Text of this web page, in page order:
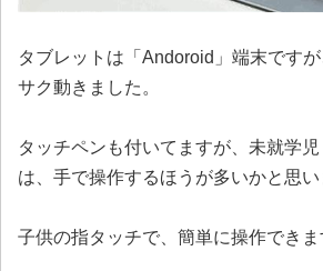
タブレットは「Andoroid」端末です
サク動きました。
タッチペンも付いてますが、未就学
は、手で操作するほうが多いかと思い
子供の指タッチで、簡単に操作できま